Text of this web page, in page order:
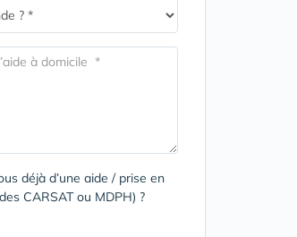
déjà d’une aide / prise en
CARSAT ou MDPH) ?